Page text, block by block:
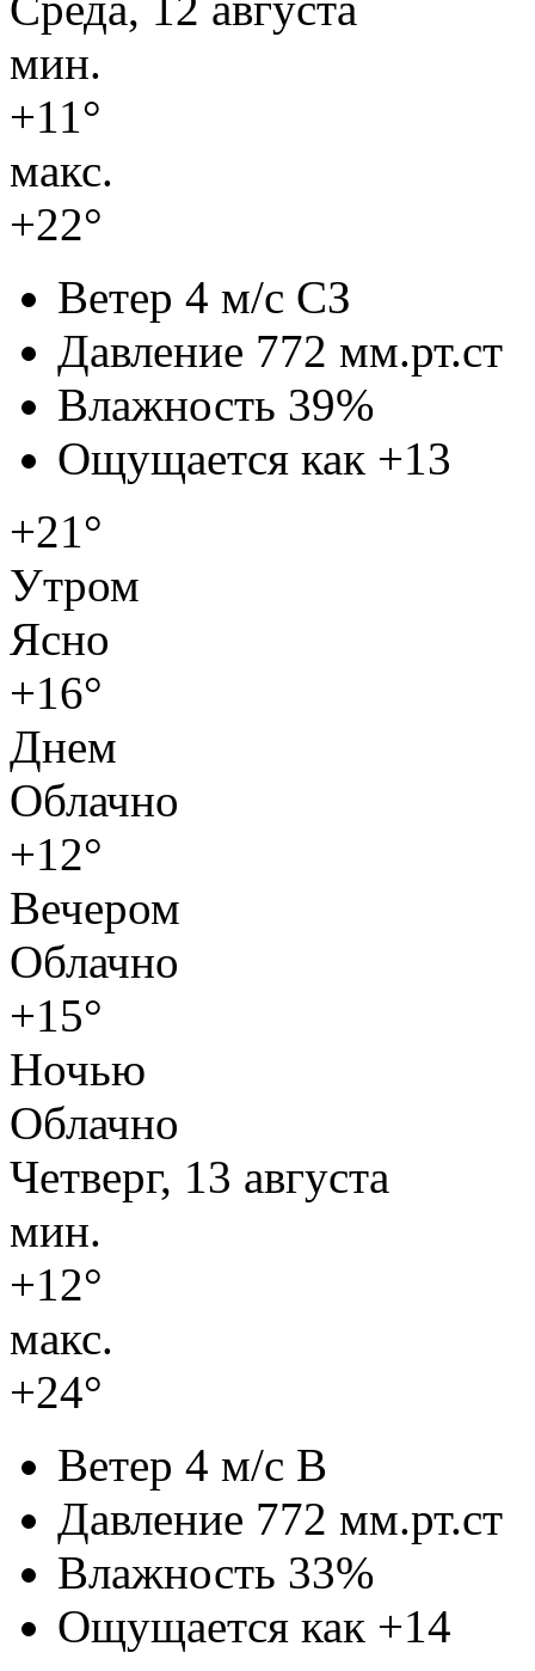
мин.
+11°
макс.
+22°
Ветер 4 м/с СЗ
Давление 772 мм.рт.ст
Влажность 39%
Ощущается как +13
+21°
Утром
Ясно
+16°
Днем
Облачно
+12°
Вечером
Облачно
+15°
Ночью
Облачно
Четверг, 13 августа
мин.
+12°
макс.
+24°
Ветер 4 м/с В
Давление 772 мм.рт.ст
Влажность 33%
Ощущается как +14